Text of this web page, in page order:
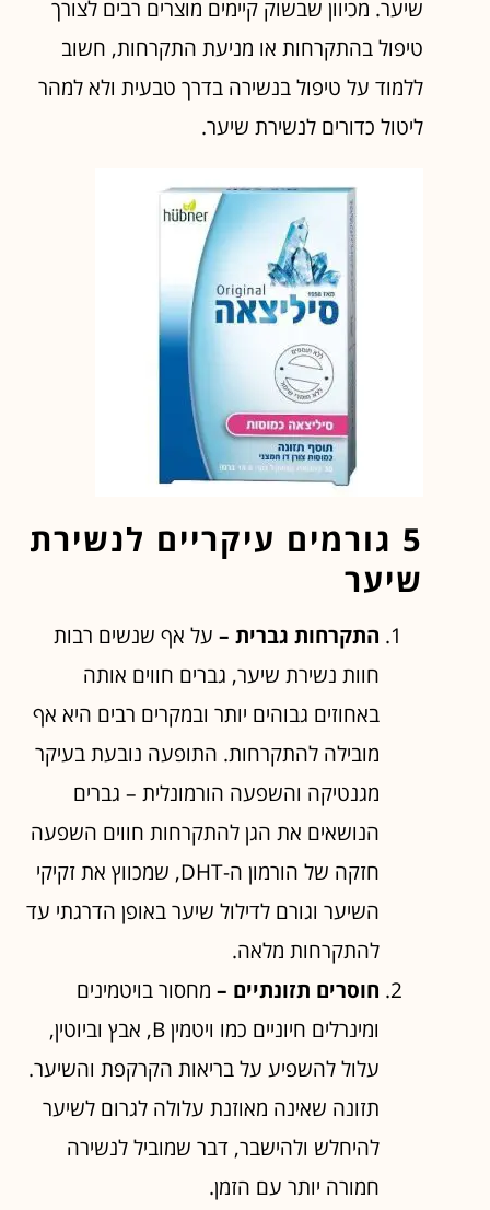
שיער. מכיוון שבשוק קיימים מוצרים רבים לצורך
טיפול בהתקרחות או מניעת התקרחות, חשוב
ללמוד על טיפול בנשירה בדרך טבעית ולא למהר
ליטול כדורים לנשירת שיער.
5 גורמים עיקריים לנשירת
שיער
התקרחות גברית –על אף שנשים רבות
חוות נשירת שיער, גברים חווים אותה
באחוזים גבוהים יותר ובמקרים רבים היא אף
מובילה להתקרחות. התופעה נובעת בעיקר
מגנטיקה והשפעה הורמונלית – גברים
הנושאים את הגן להתקרחות חווים השפעה
חזקה של הורמון ה-DHT, שמכווץ את זקיקי
השיער וגורם לדילול שיער באופן הדרגתי עד
להתקרחות מלאה.
חוסרים תזונתיים –מחסור בויטמינים
ומינרלים חיוניים כמו ויטמין B, אבץ וביוטין,
עלול להשפיע על בריאות הקרקפת והשיער.
תזונה שאינה מאוזנת עלולה לגרום לשיער
להיחלש ולהישבר, דבר שמוביל לנשירה
חמורה יותר עם הזמן.